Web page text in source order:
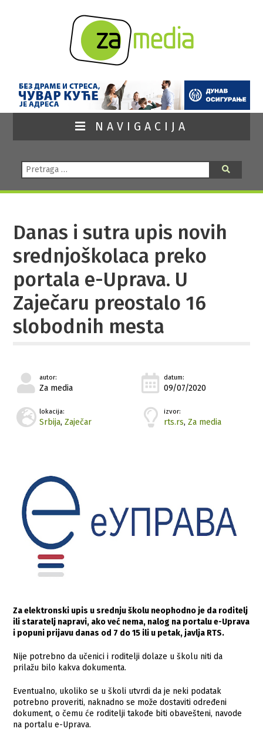
NAVIGACIJA
Pretraga:
Danas i sutra upis novih
srednjoškolaca preko
portala e-Uprava. U
Zaječaru preostalo 16
slobodnih mesta
autor:
Za media
datum:
09/07/2020
lokacija:
Srbija,Zaječar
izvor:
rts.rs,Za media
Za elektronski upis u srednju školu neophodno je da roditelj
ili staratelj napravi, ako već nema, nalog na portalu e-Uprava
i popuni prijavu danas od 7 do 15 ili u petak, javlja RTS.
Nije potrebno da učenici i roditelji dolaze u školu niti da
prilažu bilo kakva dokumenta.
Eventualno, ukoliko se u školi utvrdi da je neki podatak
potrebno proveriti, naknadno se može dostaviti određeni
dokument, o čemu će roditelji takođe biti obavešteni, navode
na portalu e-Uprava.